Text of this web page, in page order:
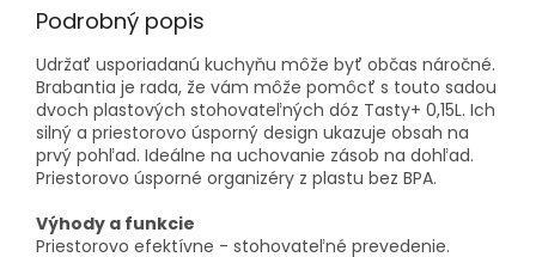
Podrobný popis
Udržať usporiadanú kuchyňu môže byť občas náročné.
Brabantia je rada, že vám môže pomôcť s touto sadou
dvoch plastových stohovateľných dóz Tasty+ 0,15L. Ich
silný a priestorovo úsporný design ukazuje obsah na
prvý pohľad. Ideálne na uchovanie zásob na dohľad.
Priestorovo úsporné organizéry z plastu bez BPA.
Výhody a funkcie
Priestorovo efektívne - stohovateľné prevedenie.